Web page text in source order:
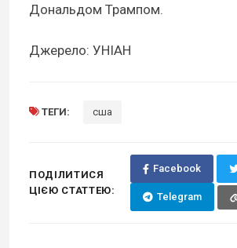
Дональдом Трампом.
Джерело: УНІАН
ТЕГИ: сша
ПОДІЛИТИСЯ
ЦІЄЮ СТАТТЕЮ:
Facebook
Telegram